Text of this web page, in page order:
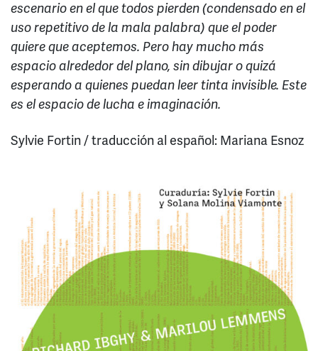
escenario en el que todos pierden (condensado en el
uso repetitivo de la mala palabra) que el poder
quiere que aceptemos. Pero hay mucho más
espacio alrededor del plano, sin dibujar o quizá
esperando a quienes puedan leer tinta invisible. Este
es el espacio de lucha e imaginación.
Sylvie Fortin / traducción al español: Mariana Esnoz